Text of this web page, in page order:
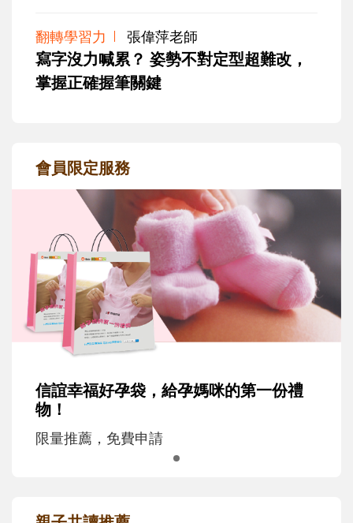
翻轉學習力 張偉萍老師
寫字沒力喊累？ 姿勢不對定型超難改，
掌握正確握筆關鍵
會員限定服務
信誼幸福好孕袋，給孕媽咪的第一份禮
物！
限量推薦，免費申請